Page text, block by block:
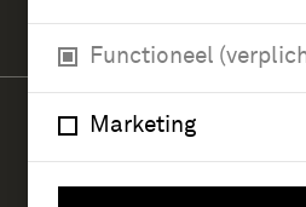
Functioneel
Marketing